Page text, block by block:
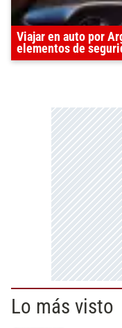
Viajar en auto por
elementos de
Lo más visto